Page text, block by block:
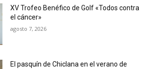
XV Trofeo Benéfico de Golf «Todos contra
el cáncer»
agosto 7, 2026
El pasquín de Chiclana en el verano de